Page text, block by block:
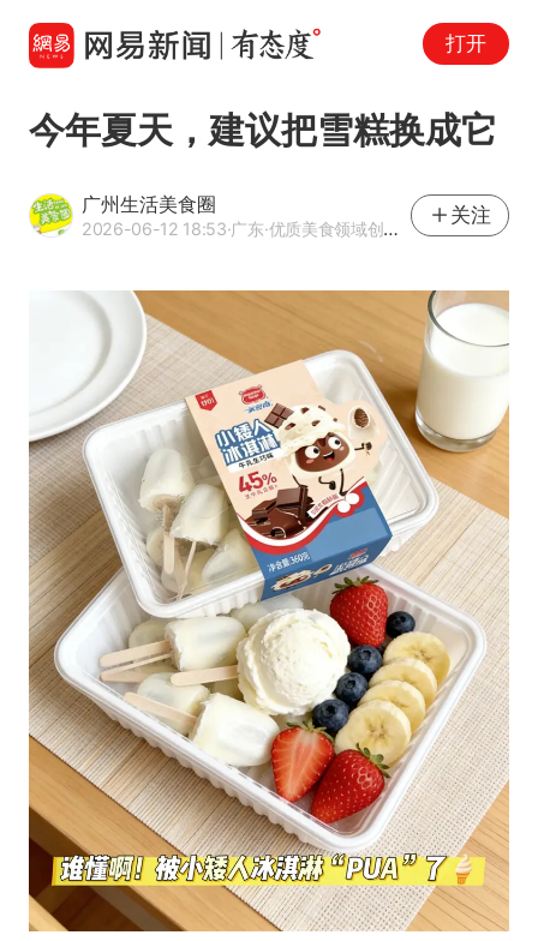
打开
今年夏天，建议把雪糕换成它
广州生活美食圈
2026-06-12 18:53·广东·优质美食领域创作者
关注